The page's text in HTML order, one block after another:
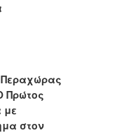
Περαχώρας
Πρώτος
με
στον